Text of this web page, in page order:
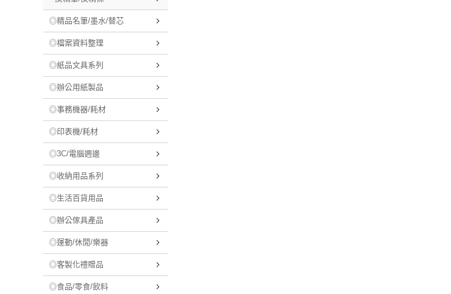
◎精品名筆/墨水/替芯
◎檔案資料整理
◎紙品文具系列
◎辦公用紙製品
◎事務機器/耗材
◎印表機/耗材
◎3C/電腦週邊
◎收納用品系列
◎生活百貨用品
◎辦公傢具產品
◎運動/休閒/樂器
◎客製化禮贈品
◎食品/零食/飲料